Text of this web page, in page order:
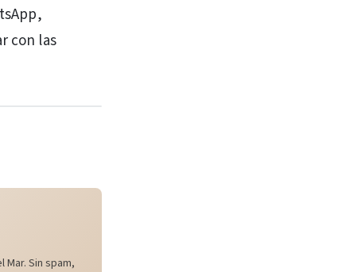
con las
Sin spam,